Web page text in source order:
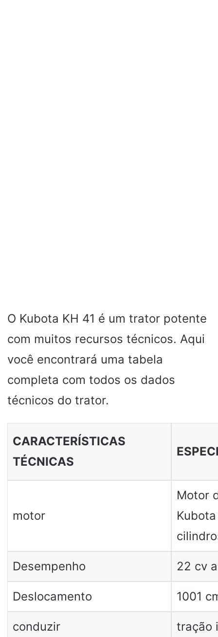
O Kubota KH 41 é um trator potente
com muitos recursos técnicos. Aqui
você encontrará uma tabela
completa com todos os dados
técnicos do trator.
CARACTERÍSTICAS
TÉCNICAS
motor
Motor
Desempenho 22 cv
Deslocamento 1001
conduzir tração